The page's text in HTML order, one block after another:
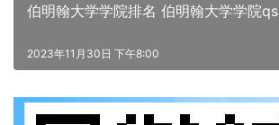
伯明翰大学学院排名 伯明翰大学学院qs
2023年11月30日 下午8:00